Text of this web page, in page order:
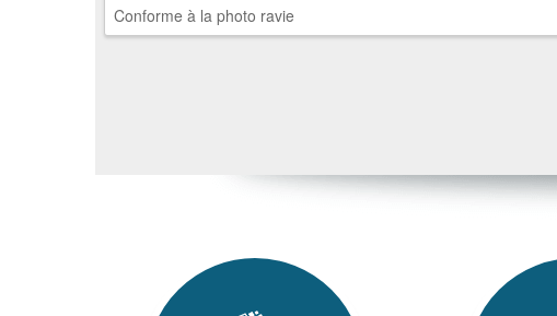
Conforme à la photo ravie